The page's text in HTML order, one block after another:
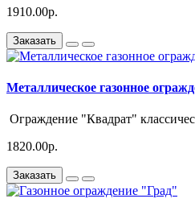
1910.00р.
Заказать
Металлическое газонное
Ограждение "Квадрат"
1820.00р.
Заказать